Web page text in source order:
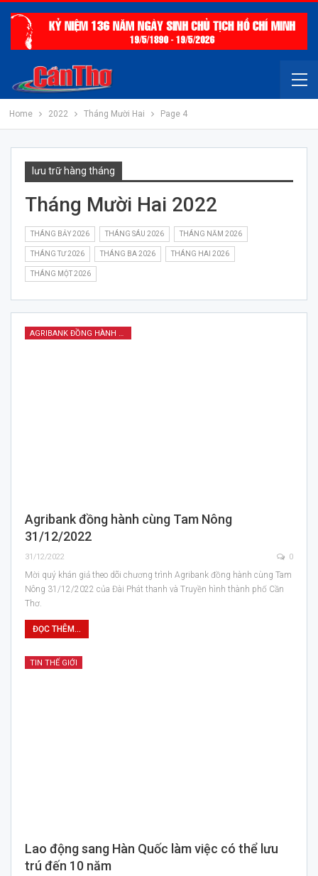
Home 2022 Tháng Mười Hai Page 4
lưu trữ hàng tháng
Tháng Mười Hai 2022
THÁNG BẢY 2026 THÁNG SÁU 2026 THÁNG NĂM 2026
THÁNG TƯ 2026 THÁNG BA 2026 THÁNG HAI 2026
THÁNG MỘT 2026
AGRIBANK ĐỒNG HÀNH CÙNG TAM NÔNG
Agribank đồng hành cùng Tam Nông
31/12/2022
31/12/2022 0
Mời quý khán giả theo dõi chương trình Agribank đồng hành cùng Tam
Nông 31/12/2022 của Đài Phát thanh và Truyền hình thành phố Cần
Thơ.
ĐỌC THÊM...
TIN THẾ GIỚI
Lao động sang Hàn Quốc làm việc có thể lưu
trú đến 10 năm